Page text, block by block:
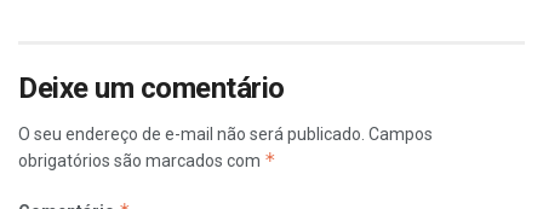
Deixe um comentário
O seu endereço de e-mail não será publicado. Campos
obrigatórios são marcados com *